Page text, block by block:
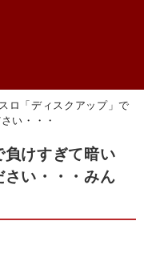
スロ「ディスクアップ」で
い・・・
負けすぎて暗い
い・・・みん